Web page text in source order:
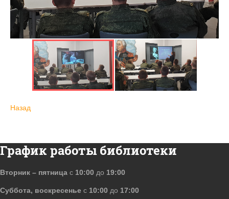
Назад
График работы библиотеки
Вторник – пятница с 10:00 до 19:00
Суббота, воскресенье с 10:00 до 17:00